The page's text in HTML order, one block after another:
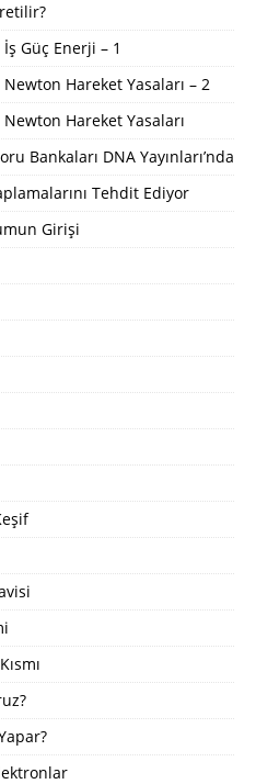
Güç Enerji – 1
Hareket Yasaları – 2
Hareket Yasaları
Bankaları DNA Yayınları’nda
Tehdit Ediyor
Girişi